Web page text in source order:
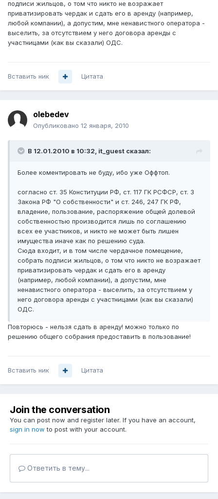
подписи жильцов, о том что никто не возражает
приватизировать чердак и сдать его в аренду (например,
любой компании), а допустим, мне ненавистного оператора -
выселить, за отсутствием у него договора аренды с
участницами (как вы сказали) ОДС.
Вставить ник Цитата
olebedev
Опубликовано 12 января, 2010
В 12.01.2010 в 10:32, it_guest сказал:
Более коментировать не буду, ибо уже Оффтоп.
согласно ст. 35 Конституции РФ, ст. 117 ГК РСФСР, ст. 3
Закона РФ "О собственности" и ст. 246, 247 ГК РФ,
владение, пользование, распоряжение общей долевой
собственностью производится лишь по соглашению
всех ее участников, и никто не может быть лишен
имущества иначе как по решению суда.
Сюда входит, и в том числе чердачное помещение,
собрать подписи жильцов, о том что никто не возражает
приватизировать чердак и сдать его в аренду
(например, любой компании), а допустим, мне
ненавистного оператора - выселить, за отсутствием у
него договора аренды с участницами (как вы сказали)
ОДС.
Повторюсь - нельзя сдать в аренду! можно только по
решению общего собрания предоставить в пользование!
Вставить ник Цитата
Join the conversation
You can post now and register later. If you have an account,
sign in now to post with your account.
Ответить в тему...